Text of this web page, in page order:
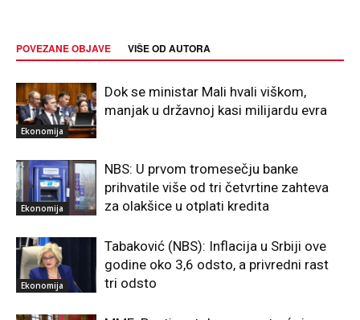
POVEZANE OBJAVE VIŠE OD AUTORA
Ekonomija
Dok se ministar Mali hvali viškom,
manjak u državnoj kasi milijardu evra
Ekonomija
NBS: U prvom tromesečju banke
prihvatile više od tri četvrtine zahteva
za olakšice u otplati kredita
Ekonomija
Tabaković (NBS): Inflacija u Srbiji ove
godine oko 3,6 odsto, a privredni rast
tri odsto